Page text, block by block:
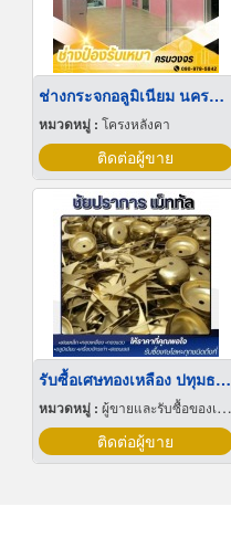
ช่างกระจกอลูมิเนียม นครปฐม
หมวดหมู่ : โครงหลังคา
ติดต่อผู้ขาย
รับซื้อเศษทองเหลือง ปทุมธานี
หมวดหมู่ : ผู้ขายและรับซื้อของเก่าและเศษเหล็ก
ติดต่อผู้ขาย